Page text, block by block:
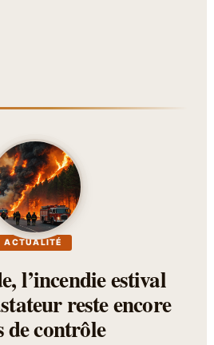
ACTUALITÉ
l’incendie estival
reste encore
de contrôle